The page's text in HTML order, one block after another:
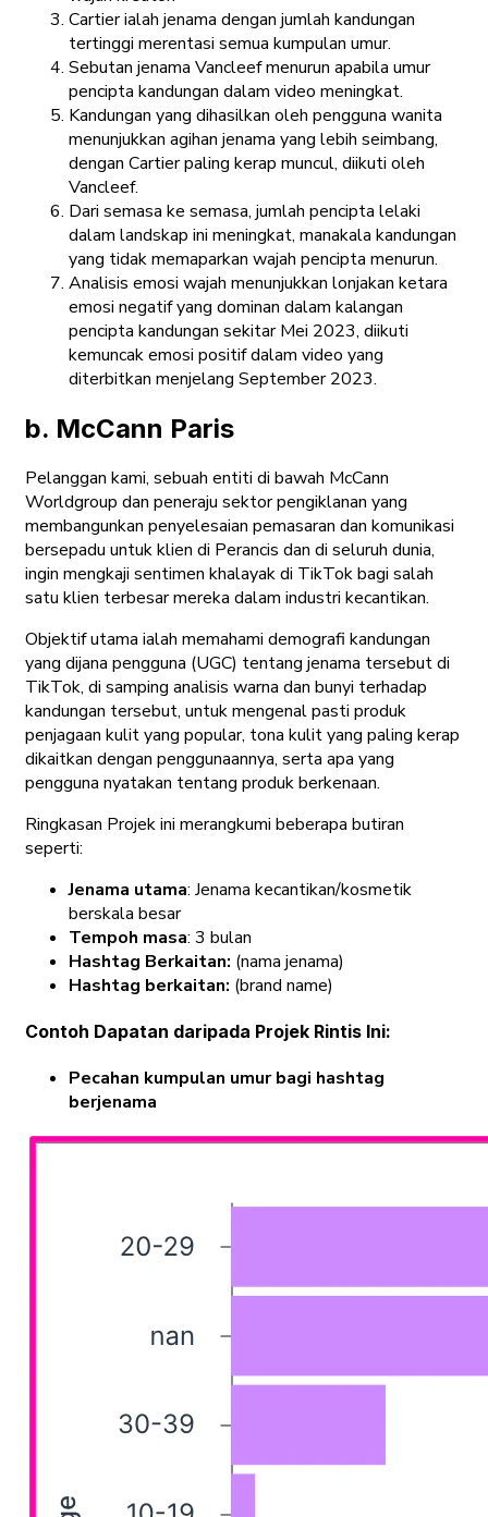
Cartier ialah jenama dengan jumlah kandungan
tertinggi merentasi semua kumpulan umur.
Sebutan jenama Vancleef menurun apabila umur
pencipta kandungan dalam video meningkat.
Kandungan yang dihasilkan oleh pengguna wanita
menunjukkan agihan jenama yang lebih seimbang,
dengan Cartier paling kerap muncul, diikuti oleh
Vancleef.
Dari semasa ke semasa, jumlah pencipta lelaki
dalam landskap ini meningkat, manakala kandungan
yang tidak memaparkan wajah pencipta menurun.
Analisis emosi wajah menunjukkan lonjakan ketara
emosi negatif yang dominan dalam kalangan
pencipta kandungan sekitar Mei 2023, diikuti
kemuncak emosi positif dalam video yang
diterbitkan menjelang September 2023.
b. McCann Paris
Pelanggan kami, sebuah entiti di bawah McCann
Worldgroup dan peneraju sektor pengiklanan yang
membangunkan penyelesaian pemasaran dan komunikasi
bersepadu untuk klien di Perancis dan di seluruh dunia,
ingin mengkaji sentimen khalayak di TikTok bagi salah
satu klien terbesar mereka dalam industri kecantikan.
Objektif utama ialah memahami demografi kandungan
yang dijana pengguna (UGC) tentang jenama tersebut di
TikTok, di samping analisis warna dan bunyi terhadap
kandungan tersebut, untuk mengenal pasti produk
penjagaan kulit yang popular, tona kulit yang paling kerap
dikaitkan dengan penggunaannya, serta apa yang
pengguna nyatakan tentang produk berkenaan.
Ringkasan Projek ini merangkumi beberapa butiran
seperti:
Jenama utama: Jenama kecantikan/kosmetik
berskala besar
Tempoh masa: 3 bulan
Hashtag Berkaitan: (nama jenama)
Hashtag berkaitan: (brand name)
Contoh Dapatan daripada Projek Rintis Ini:
Pecahan kumpulan umur bagi hashtag
berjenama